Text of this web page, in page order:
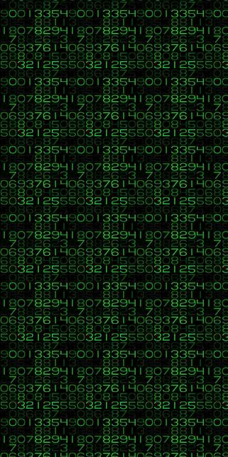
Saludos
Elanti
Sin experiencia
Mensajes: 30
Re:Ejercicio PHP CU00821B
«Respuesta #6 en:18 de Agosto 2015, 12:55 »
SamML:
Acabo de probar tu código en mi
Ahora me tengo que ir, pero luego
¡¡Gracias!!
Elanti
Sin experiencia
Mensajes: 30
Re:Ejercicio PHP CU00821B
«Respuesta #7 en: 18 de Agosto 2015, 20:46 »
Indudablemente, tengo que agradecerle
Con el mayor de los respetos, y a
¡Saludos!